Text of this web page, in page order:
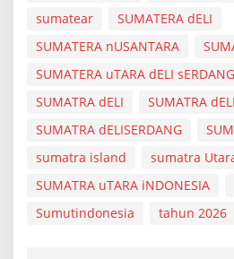
sumatear
SUMATERA dELI
SUMATERA nUSANTARA
SUMATERA uTARA dELI sERDANG
SUMATRA dELI
SUMATRA
SUMATRA dELISERDANG
sumatra island
sumatra
SUMATRA uTARA iNDONESIA
Sumutindonesia
tahun 2026